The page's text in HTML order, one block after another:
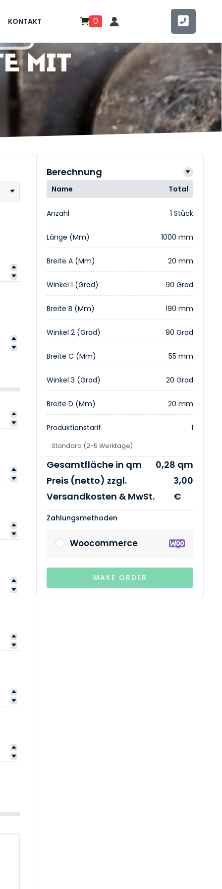
KONTAKT 0
mit
Berechnung
Name Total
Anzahl 1 Stück
Länge (mm) 1000 mm
Breite A (mm) 20 mm
Winkel 1 (Grad) 90 Grad
Breite B (mm) 190 mm
Winkel 2 (Grad) 90 Grad
Breite C (mm) 55 mm
Winkel 3 (Grad) 20 Grad
Breite D (mm) 20 mm
Produktionstarif
Standard (2-5 Werktage)
1
Gesamtfläche in qm
0,28 qm
Preis (netto) zzgl.
Versandkosten & MwSt.
3,00
€
Zahlungsmethoden
Woocommerce
MAKE ORDER